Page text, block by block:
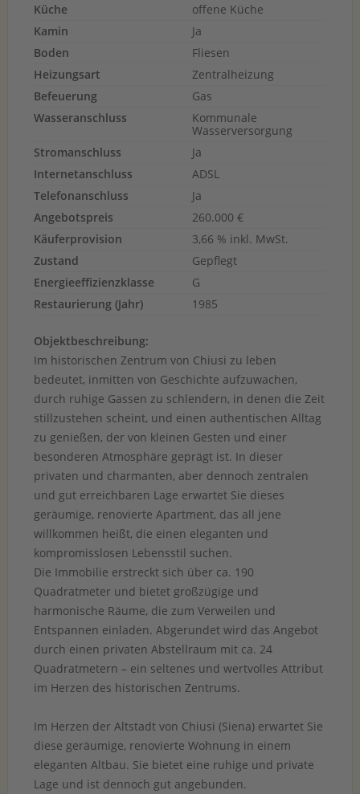
Küche
offene Küche
Kamin
Ja
Boden
Fliesen
Heizungsart
Zentralheizung
Befeuerung
Gas
Wasseranschluss
Kommunale
Wasserversorgung
Stromanschluss
Ja
Internetanschluss
ADSL
Telefonanschluss
Ja
Angebotspreis
260.000 €
Käuferprovision
3,66 % inkl. MwSt.
Zustand
Gepflegt
Energieeffizienzklasse
G
Restaurierung (Jahr)
1985
Objektbeschreibung:
Im historischen Zentrum von Chiusi zu leben
bedeutet, inmitten von Geschichte aufzuwachen,
durch ruhige Gassen zu schlendern, in denen die Zeit
stillzustehen scheint, und einen authentischen Alltag
zu genießen, der von kleinen Gesten und einer
besonderen Atmosphäre geprägt ist. In dieser
privaten und charmanten, aber dennoch zentralen
und gut erreichbaren Lage erwartet Sie dieses
geräumige, renovierte Apartment, das all jene
willkommen heißt, die einen eleganten und
kompromisslosen Lebensstil suchen.
Die Immobilie erstreckt sich über ca. 190
Quadratmeter und bietet großzügige und
harmonische Räume, die zum Verweilen und
Entspannen einladen. Abgerundet wird das Angebot
durch einen privaten Abstellraum mit ca. 24
Quadratmetern – ein seltenes und wertvolles Attribut
im Herzen des historischen Zentrums.
Im Herzen der Altstadt von Chiusi (Siena) erwartet Sie
diese geräumige, renovierte Wohnung in einem
eleganten Altbau. Sie bietet eine ruhige und private
Lage und ist dennoch gut angebunden.